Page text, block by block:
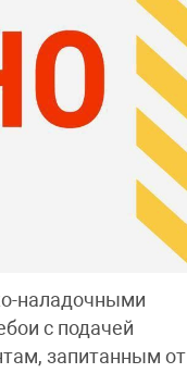
наладочными
с подачей
запитанным от